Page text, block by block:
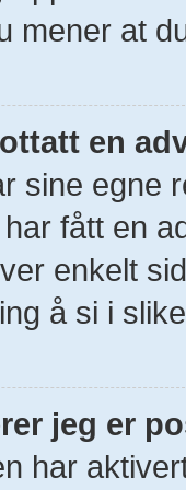
mener at
en
sine egne
fått en
enkelt
å si i
jeg er
har